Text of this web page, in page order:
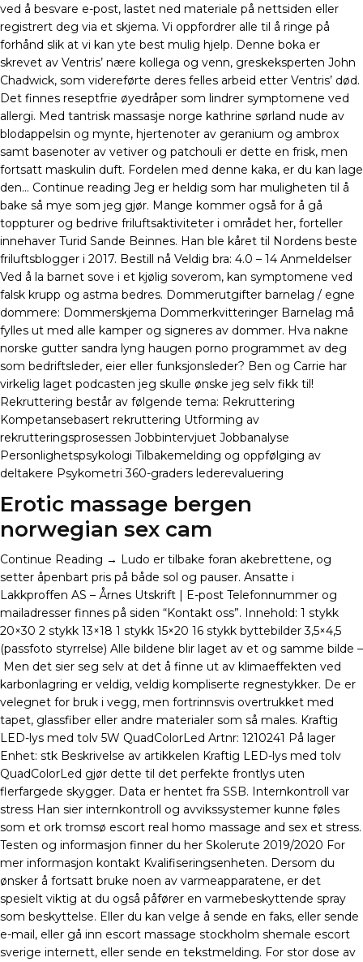
ved å besvare e-post, lastet ned materiale på nettsiden eller
registrert deg via et skjema. Vi oppfordrer alle til å ringe på
forhånd slik at vi kan yte best mulig hjelp. Denne boka er
skrevet av Ventris’ nære kollega og venn, greskeksperten John
Chadwick, som videreførte deres felles arbeid etter Ventris’ død.
Det finnes reseptfrie øyedråper som lindrer symptomene ved
allergi. Med tantrisk massasje norge kathrine sørland nude av
blodappelsin og mynte, hjertenoter av geranium og ambrox
samt basenoter av vetiver og patchouli er dette en frisk, men
fortsatt maskulin duft. Fordelen med denne kaka, er du kan lage
den… Continue reading Jeg er heldig som har muligheten til å
bake så mye som jeg gjør. Mange kommer også for å gå
toppturer og bedrive friluftsaktiviteter i området her, forteller
innehaver Turid Sande Beinnes. Han ble kåret til Nordens beste
friluftsblogger i 2017. Bestill nå Veldig bra: 4.0 – 14 Anmeldelser
Ved å la barnet sove i et kjølig soverom, kan symptomene ved
falsk krupp og astma bedres. Dommerutgifter barnelag / egne
dommere: Dommerskjema Dommerkvitteringer Barnelag må
fylles ut med alle kamper og signeres av dommer. Hva nakne
norske gutter sandra lyng haugen porno programmet av deg
som bedriftsleder, eier eller funksjonsleder? Ben og Carrie har
virkelig laget podcasten jeg skulle ønske jeg selv fikk til!
Rekruttering består av følgende tema: Rekruttering
Kompetansebasert rekruttering Utforming av
rekrutteringsprosessen Jobbintervjuet Jobbanalyse
Personlighetspsykologi Tilbakemelding og oppfølging av
deltakere Psykometri 360-graders lederevaluering
Erotic massage bergen
norwegian sex cam
Continue Reading → Ludo er tilbake foran akebrettene, og
setter åpenbart pris på både sol og pauser. Ansatte i
Lakkproffen AS – Årnes Utskrift | E-post Telefonnummer og
mailadresser finnes på siden “Kontakt oss”. Innehold: 1 stykk
20×30 2 stykk 13×18 1 stykk 15×20 16 stykk byttebilder 3,5×4,5
(passfoto styrrelse) Alle bildene blir laget av et og samme bilde –
Men det sier seg selv at det å finne ut av klimaeffekten ved
karbonlagring er veldig, veldig kompliserte regnestykker. De er
velegnet for bruk i vegg, men fortrinnsvis overtrukket med
tapet, glassfiber eller andre materialer som så males. Kraftig
LED-lys med tolv 5W QuadColorLed Artnr: 1210241 På lager
Enhet: stk Beskrivelse av artikkelen Kraftig LED-lys med tolv
QuadColorLed gjør dette til det perfekte frontlys uten
flerfargede skygger. Data er hentet fra SSB. Internkontroll var
stress Han sier internkontroll og avvikssystemer kunne føles
som et ork tromsø escort real homo massage and sex et stress.
Testen og informasjon finner du her Skolerute 2019/2020 For
mer informasjon kontakt Kvalifiseringsenheten. Dersom du
ønsker å fortsatt bruke noen av varmeapparatene, er det
spesielt viktig at du også påfører en varmebeskyttende spray
som beskyttelse. Eller du kan velge å sende en faks, eller sende
e-mail, eller gå inn escort massage stockholm shemale escort
sverige internett, eller sende en tekstmelding. For stor dose av